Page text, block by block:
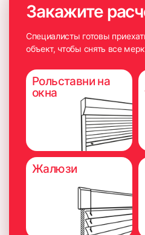
Закажите
Специалисты готовы
объект, чтобы снять все
Рольставни на
окна
Жалюзи